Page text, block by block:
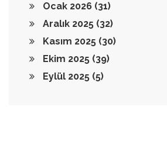
Ocak 2026 (31)
Aralık 2025 (32)
Kasım 2025 (30)
Ekim 2025 (39)
Eylül 2025 (5)